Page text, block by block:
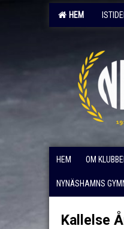
HEM
HEM OM
NYNÄSHAMNS
Kallelse